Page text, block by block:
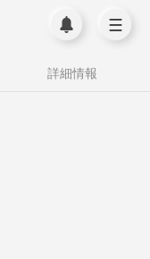
詳細情報